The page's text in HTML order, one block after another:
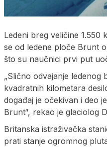
Ledeni breg veličine 1.550
se od ledene ploče Brunt
što su naučnici prvi put
„Slično odvajanje ledenog
kvadratnih kilometara
događaj je očekivan i deo
Brunt“, rekao je glaciolog
Britanska istraživačka
prati stanje ogromnog